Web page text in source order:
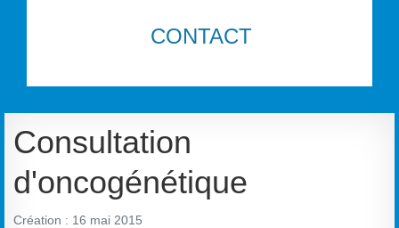
CONTACT
Consultation
d'oncogénétique
Création : 16 mai 2015